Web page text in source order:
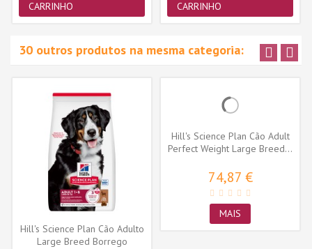
CARRINHO
CARRINHO
30 outros produtos na mesma categoria:
Hill's Science Plan Cão Adulto
Large Breed Borrego
Hill's Science Plan Cão Adult
Perfect Weight Large Breed...
74,87 €
MAIS